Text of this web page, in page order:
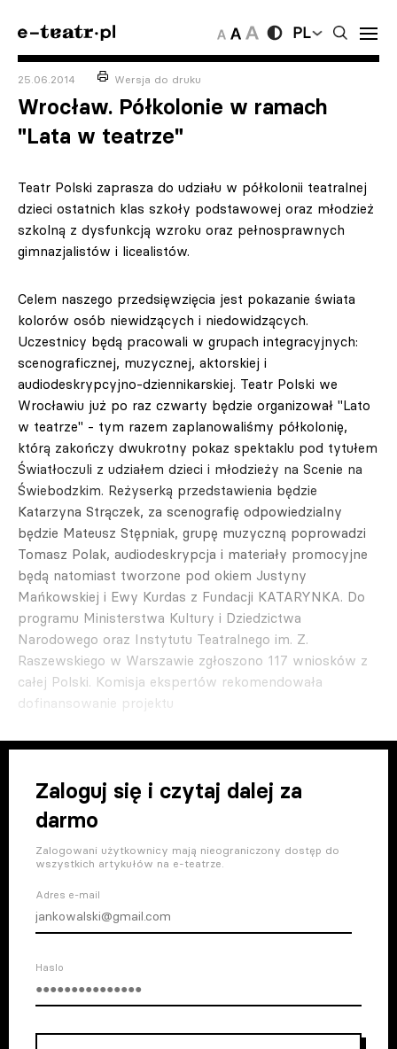
PL
25.06.2014 Wersja do druku
Wrocław. Półkolonie w ramach
"Lata w teatrze"
Teatr Polski zaprasza do udziału w półkolonii teatralnej
dzieci ostatnich klas szkoły podstawowej oraz młodzież
szkolną z dysfunkcją wzroku oraz pełnosprawnych
gimnazjalistów i licealistów.
Celem naszego przedsięwzięcia jest pokazanie świata
kolorów osób niewidzących i niedowidzących.
Uczestnicy będą pracowali w grupach integracyjnych:
scenograficznej, muzycznej, aktorskiej i
audiodeskrypcyjno-dziennikarskiej. Teatr Polski we
Wrocławiu już po raz czwarty będzie organizował "Lato
w teatrze" - tym razem zaplanowaliśmy półkolonię,
którą zakończy dwukrotny pokaz spektaklu pod tytułem
Światłoczuli z udziałem dzieci i młodzieży na Scenie na
Świebodzkim. Reżyserką przedstawienia będzie
Katarzyna Strączek, za scenografię odpowiedzialny
będzie Mateusz Stępniak, grupę muzyczną poprowadzi
Tomasz Polak, audiodeskrypcja i materiały promocyjne
będą natomiast tworzone pod okiem Justyny
Mańkowskiej i Ewy Kurdas z Fundacji KATARYNKA. Do
programu Ministerstwa Kultury i Dziedzictwa
Narodowego oraz Instytutu Teatralnego im. Z.
Raszewskiego w Warszawie zgłoszono 117 wniosków z
całej Polski. Komisja ekspertów rekomendowała
dofinansowanie projektu
Zaloguj się i czytaj dalej za
darmo
Zalogowani użytkownicy mają nieograniczony dostęp do
wszystkich artykułów na e-teatrze.
Adres e-mail
Haslo